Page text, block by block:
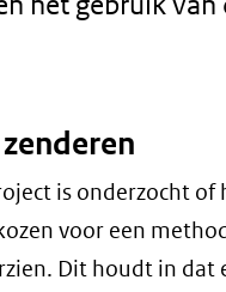
is onderzocht
voor een
Dit houdt in